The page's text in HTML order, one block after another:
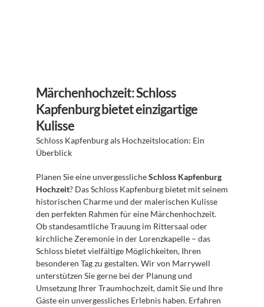
Märchenhochzeit: Schloss
Kapfenburg bietet einzigartige
Kulisse
Schloss Kapfenburg als Hochzeitslocation: Ein
Überblick
Planen Sie eine unvergessliche Schloss Kapfenburg
Hochzeit? Das Schloss Kapfenburg bietet mit seinem
historischen Charme und der malerischen Kulisse
den perfekten Rahmen für eine Märchenhochzeit.
Ob standesamtliche Trauung im Rittersaal oder
kirchliche Zeremonie in der Lorenzkapelle – das
Schloss bietet vielfältige Möglichkeiten, Ihren
besonderen Tag zu gestalten. Wir von Marrywell
unterstützen Sie gerne bei der Planung und
Umsetzung Ihrer Traumhochzeit, damit Sie und Ihre
Gäste ein unvergessliches Erlebnis haben. Erfahren